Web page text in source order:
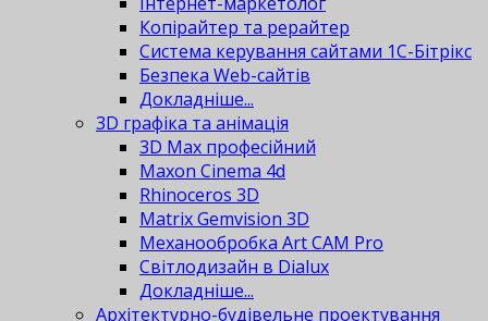
Копірайтер та рерайтер
Система керування сайтами 1С-Бітрікс
Безпека Web-сайтів
Докладніше...
3D графіка та анімація
3D Max професійний
Maxon Cinema 4d
Rhinoceros 3D
Matrix Gemvision 3D
Механообробка Art CAM Pro
Світлодизайн в Dialux
Докладніше...
Архітектурно-будівельне проектування